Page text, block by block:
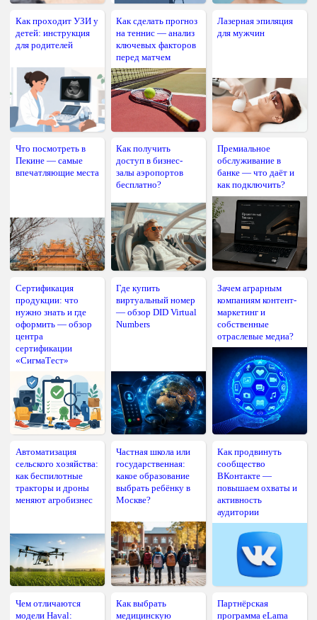
Как проходит УЗИ у
детей: инструкция
для родителей
Как сделать прогноз
на теннис — анализ
ключевых факторов
перед матчем
Лазерная эпиляция
для мужчин
Что посмотреть в
Пекине — самые
впечатляющие места
Как получить
доступ в бизнес-
залы аэропортов
бесплатно?
Премиальное
обслуживание в
банке — что даёт и
как подключить?
Сертификация
продукции: что
нужно знать и где
оформить — обзор
центра
сертификации
«СигмаТест»
Где купить
виртуальный номер
— обзор DID Virtual
Numbers
Зачем аграрным
компаниям контент-
маркетинг и
собственные
отраслевые медиа?
Автоматизация
сельского хозяйства:
как беспилотные
тракторы и дроны
меняют агробизнес
Частная школа или
государственная:
какое образование
выбрать ребёнку в
Москве?
Как продвинуть
сообщество
ВКонтакте —
повышаем охваты и
активность
аудитории
Чем отличаются
модели Haval:
Как выбрать
медицинскую
Партнёрская
программа eLama